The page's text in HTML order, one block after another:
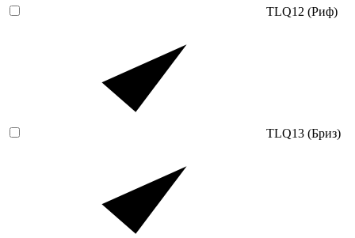
TLQ12 (Риф)
TLQ13 (Бриз)